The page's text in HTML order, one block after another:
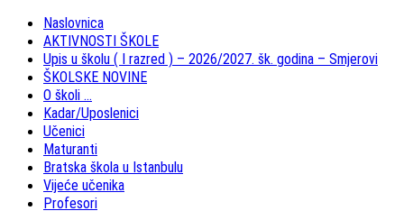
Naslovnica
AKTIVNOSTI ŠKOLE
Upis u školu ( I razred ) – 2026/2027. šk. godina – Smjerovi
ŠKOLSKE NOVINE
O školi …
Kadar/Uposlenici
Učenici
Maturanti
Bratska škola u Istanbulu
Vijeće učenika
Profesori